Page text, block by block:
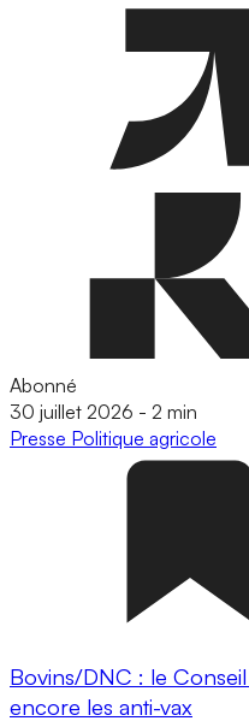
Abonné
30 juillet 2026 - 2 min
Presse Politique agricole
Bovins/DNC : le
encore les anti-vax